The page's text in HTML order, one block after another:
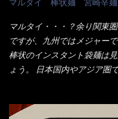
八王子ラーメン風月見つけ
ラーメン丼に、冷水を軽く
汁つゆと長葱に山葵です。
じゃないか～...
が＜カツカレー＞だ！ こ
が・・・今も変わらないと
ウンター中からOH～と声が
いしています。 皿のサイズ
ドカ盛のキャベツと御飯に
ンとした厚さのあるトンカ
マルタイ 棒状麺 宮崎辛麺
マルタイ・・・？余り関東
ですが、九州ではメジャー
棒状のインスタント袋麺は
ょう。 日本国内やアジア圏
イ棒状ラーメンを、OKス